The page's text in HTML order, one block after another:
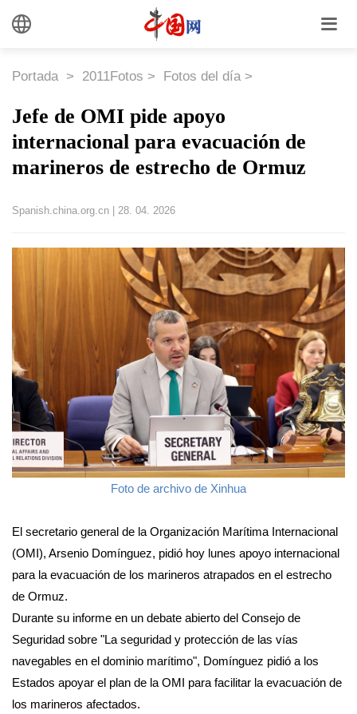
Portada > 2011Fotos > Fotos del día >
Jefe de OMI pide apoyo
internacional para evacuación de
marineros de estrecho de Ormuz
Spanish.china.org.cn 28. 04. 2026
Foto de archivo de Xinhua
El secretario general de la Organización Marítima Internacional
(OMI), Arsenio Domínguez, pidió hoy lunes apoyo internacional
para la evacuación de los marineros atrapados en el estrecho
de Ormuz.
Durante su informe en un debate abierto del Consejo de
Seguridad sobre "La seguridad y protección de las vías
navegables en el dominio marítimo", Domínguez pidió a los
Estados apoyar el plan de la OMI para facilitar la evacuación de
los marineros afectados.